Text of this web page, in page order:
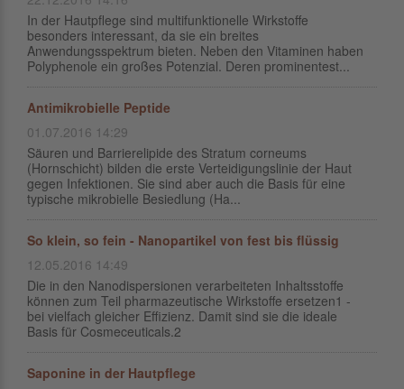
In der Hautpflege sind multifunktionelle Wirkstoffe
besonders interessant, da sie ein breites
Anwendungsspektrum bieten. Neben den Vitaminen haben
Polyphenole ein großes Potenzial. Deren prominentest...
Antimikrobielle Peptide
01.07.2016 14:29
Säuren und Barrierelipide des Stratum corneums
(Hornschicht) bilden die erste Verteidigungslinie der Haut
gegen Infektionen. Sie sind aber auch die Basis für eine
typische mikrobielle Besiedlung (Ha...
So klein, so fein - Nanopartikel von fest bis flüssig
12.05.2016 14:49
Die in den Nanodispersionen verarbeiteten Inhaltsstoffe
können zum Teil pharmazeutische Wirkstoffe ersetzen1 -
bei vielfach gleicher Effizienz. Damit sind sie die ideale
Basis für Cosmeceuticals.2
Saponine in der Hautpflege